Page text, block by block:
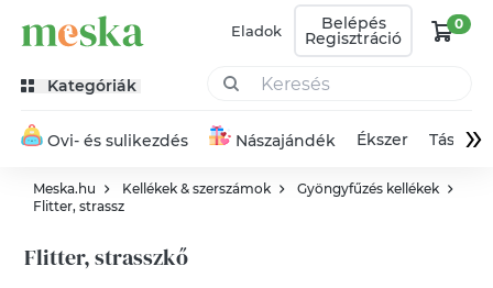
Eladok Belépés
Regisztráció
0
Kategóriák
Ovi- és sulikezdés Nászajándék Ékszer Táska»
Meska.hu Kellékek & szerszámok
Gyöngyfűzés kellékek
Flitter, strassz
Flitter, strasszkő